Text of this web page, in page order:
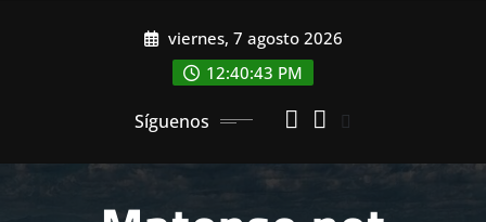
viernes, 7 agosto 2026
12:40:45 PM
Síguenos